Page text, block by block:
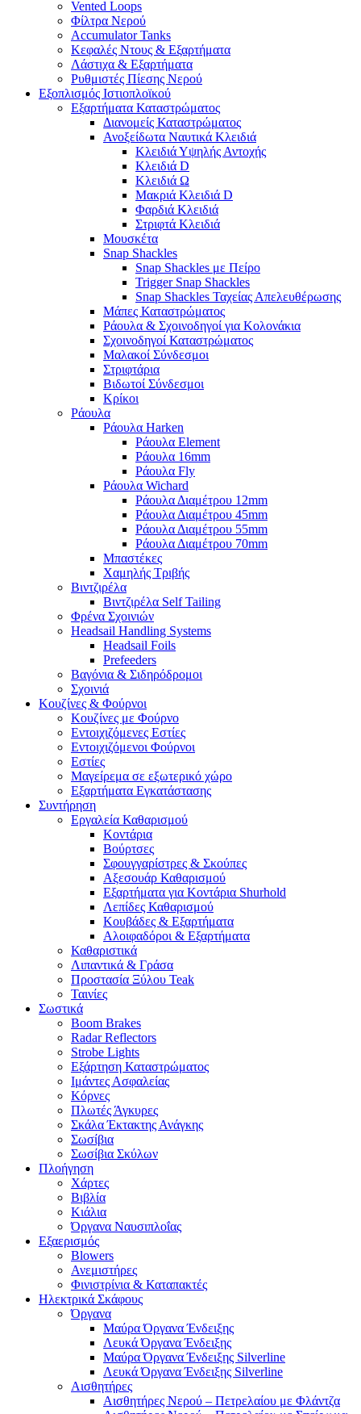
Vented Loops
Φίλτρα Νερού
Accumulator Tanks
Κεφαλές Ντους & Εξαρτήματα
Λάστιχα & Εξαρτήματα
Ρυθμιστές Πίεσης Νερού
Εξοπλισμός Ιστιοπλοϊκού
Εξαρτήματα Καταστρώματος
Διανομείς Καταστρώματος
Ανοξείδωτα Ναυτικά Κλειδιά
Κλειδιά Υψηλής Αντοχής
Κλειδιά D
Κλειδιά Ω
Μακριά Κλειδιά D
Φαρδιά Κλειδιά
Στριφτά Κλειδιά
Μουσκέτα
Snap Shackles
Snap Shackles με Πείρο
Trigger Snap Shackles
Snap Shackles Ταχείας Απελευθέρωσης
Μάπες Καταστρώματος
Ράουλα & Σχοινοδηγοί για Κολονάκια
Σχοινοδηγοί Καταστρώματος
Μαλακοί Σύνδεσμοι
Στριφτάρια
Βιδωτοί Σύνδεσμοι
Κρίκοι
Ράουλα
Ράουλα Harken
Ράουλα Element
Ράουλα 16mm
Ράουλα Fly
Ράουλα Wichard
Ράουλα Διαμέτρου 12mm
Ράουλα Διαμέτρου 45mm
Ράουλα Διαμέτρου 55mm
Ράουλα Διαμέτρου 70mm
Μπαστέκες
Χαμηλής Τριβής
Βιντζιρέλα
Βιντζιρέλα Self Tailing
Φρένα Σχοινιών
Headsail Handling Systems
Headsail Foils
Prefeeders
Βαγόνια & Σιδηρόδρομοι
Σχοινιά
Κουζίνες & Φούρνοι
Κουζίνες με Φούρνο
Εντοιχιζόμενες Εστίες
Εντοιχιζόμενοι Φούρνοι
Εστίες
Μαγείρεμα σε εξωτερικό χώρο
Εξαρτήματα Εγκατάστασης
Συντήρηση
Εργαλεία Καθαρισμού
Κοντάρια
Βούρτσες
Σφουγγαρίστρες & Σκούπες
Αξεσουάρ Καθαρισμού
Εξαρτήματα για Κοντάρια Shurhold
Λεπίδες Καθαρισμού
Κουβάδες & Εξαρτήματα
Αλοιφαδόροι & Εξαρτήματα
Καθαριστικά
Λιπαντικά & Γράσα
Προστασία Ξύλου Teak
Ταινίες
Σωστικά
Boom Brakes
Radar Reflectors
Strobe Lights
Εξάρτηση Καταστρώματος
Ιμάντες Ασφαλείας
Κόρνες
Πλωτές Άγκυρες
Σκάλα Έκτακτης Ανάγκης
Σωσίβια
Σωσίβια Σκύλων
Πλοήγηση
Χάρτες
Βιβλία
Κιάλια
Όργανα Ναυσιπλοΐας
Εξαερισμός
Blowers
Ανεμιστήρες
Φινιστρίνια & Καταπακτές
Ηλεκτρικά Σκάφους
Όργανα
Μαύρα Όργανα Ένδειξης
Λευκά Όργανα Ένδειξης
Μαύρα Όργανα Ένδειξης Silverline
Λευκά Όργανα Ένδειξης Silverline
Αισθητήρες
Αισθητήρες Νερού – Πετρελαίου με Φλάντζα